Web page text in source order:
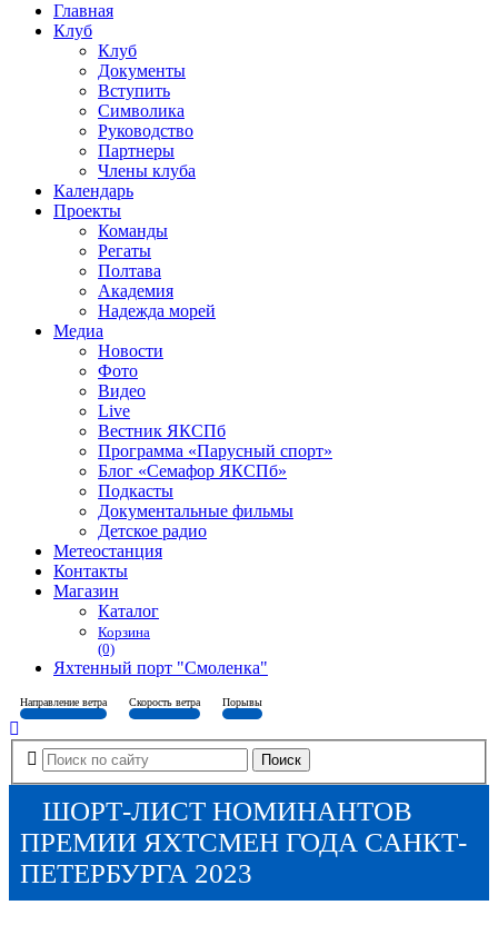
Главная
Клуб
Клуб
Документы
Вступить
Символика
Руководство
Партнеры
Члены клуба
Календарь
Проекты
Команды
Регаты
Полтава
Академия
Надежда морей
Медиа
Новости
Фото
Видео
Live
Вестник ЯКСПб
Программа «Парусный спорт»
Блог «Семафор ЯКСПб»
Подкасты
Документальные фильмы
Детское радио
Метеостанция
Контакты
Магазин
Каталог
Корзина
(0)
Яхтенный порт "Смоленка"
Направление ветра Скорость ветра Порывы
ШОРТ-ЛИСТ НОМИНАНТОВ
ПРЕМИИ ЯХТСМЕН ГОДА САНКТ-
ПЕТЕРБУРГА 2023